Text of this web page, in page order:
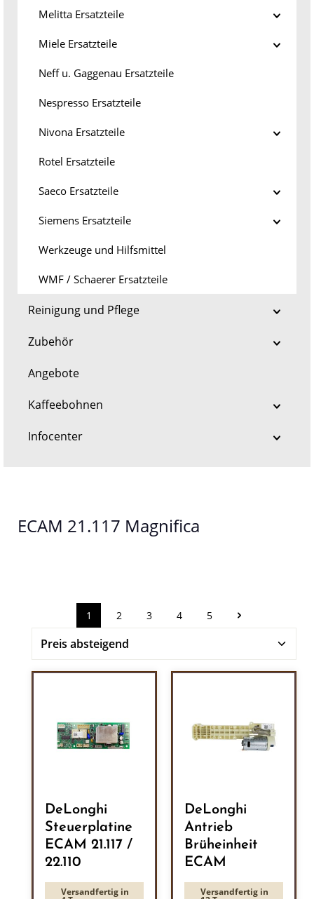
Melitta Ersatzteile
Miele Ersatzteile
Neff u. Gaggenau Ersatzteile
Nespresso Ersatzteile
Nivona Ersatzteile
Rotel Ersatzteile
Saeco Ersatzteile
Siemens Ersatzteile
Werkzeuge und Hilfsmittel
WMF / Schaerer Ersatzteile
Reinigung und Pflege
Zubehör
Angebote
Kaffeebohnen
Infocenter
ECAM 21.117 Magnifica
Seite
1 Seite
2 Seite
3 Seite
4 Seite
5
DeLonghi
Steuerplatine
ECAM 21.117 /
22.110
Versandfertig in
DeLonghi
Antrieb
Brüheinheit
ECAM
Versandfertig in